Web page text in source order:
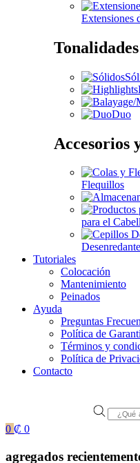
Extensiones
Tonalidades
Duo
Accesorios
Flequillos
para el
Tutoriales
Colocación
Mantenimiento
Peinados
Ayuda
Preguntas
Política de
Términos y
Política de
Contacto
Products
search
0 ₡ 0
agregados